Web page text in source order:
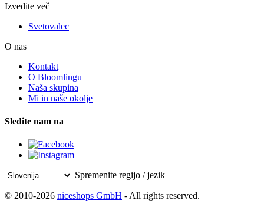
Izvedite več
Svetovalec
O nas
Kontakt
O Bloomlingu
Naša skupina
Mi in naše okolje
Sledite nam na
Spremenite regijo / jezik
© 2010-2026 niceshops GmbH - All rights reserved.